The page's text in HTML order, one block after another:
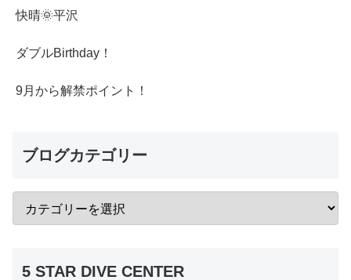
快晴🌞平沢
ダブルBirthday！
9月から解禁ポイント！
ブログカテゴリー
5 STAR DIVE CENTER